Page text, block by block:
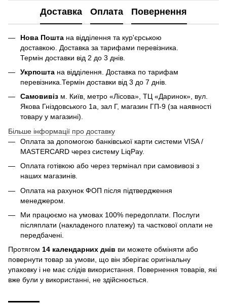
Доставка Оплата Повернення
Нова Пошта на відділення та кур'єрською
доставкою. Доставка за тарифами перевізника.
Термін доставки від 2 до 3 днів.
Укрпошта на відділення. Доставка по тарифам
перевізника.Термін доставки від 3 до 7 днів.
Самовивіз м. Київ, метро «Лісова», ТЦ «Даринок», вул.
Якова Гніздовського 1а, зал Г, магазин ГП-9 (за наявності
товару у магазині).
Більше інформації про доставку
Оплата за допомогою банківської карти системи VISA /
MASTERCARD через систему LiqPay.
Оплата готівкою або через термінал при самовивозі з
наших магазинів.
Оплата на рахунок ФОП після підтвердження
менеджером.
Ми працюємо на умовах 100% передоплати. Послуги
післяплати (накладеного платежу) та часткової оплати не
передбачені.
Протягом 14 календарних днів ви можете обміняти або
повернути товар за умови, що він зберігає оригінальну
упаковку і не має слідів використання. Повернення товарів, які
вже були у використанні, не здійснюється.